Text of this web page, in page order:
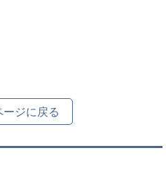
ージに戻る